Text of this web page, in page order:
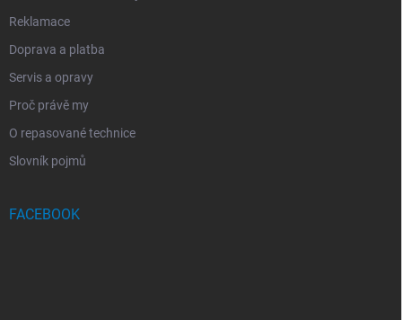
Reklamace
Doprava a platba
Servis a opravy
Proč právě my
O repasované technice
Slovník pojmů
FACEBOOK